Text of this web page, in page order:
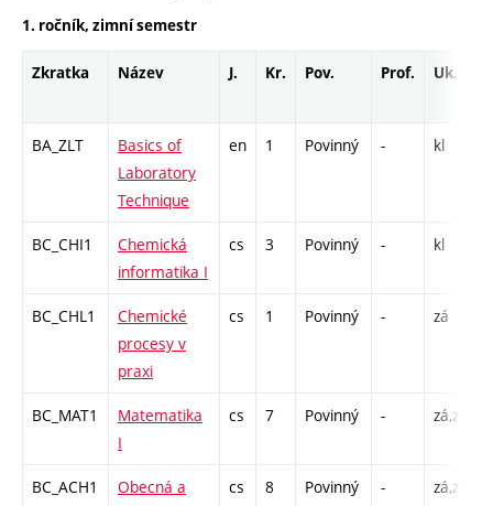
1. ročník, zimní semestr
Zkratka Název J. Kr. Pov. Prof. Uk.
BA_ZLT
Basics of
Laboratory
Technique
en 1 Povinný - kl
BC_CHI1
Chemická
informatika I
cs 3 Povinný - kl
BC_CHL1
Chemické
procesy v
praxi
cs 1 Povinný - zá
BC_MAT1
Matematika
I
cs 7 Povinný - zá,zk
BC_ACH1
Obecná a
cs 8 Povinný - zá,zk